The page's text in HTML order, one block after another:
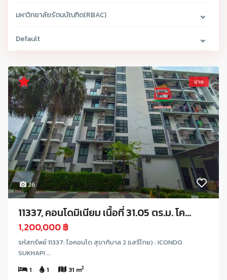
มหาวิทยาลัยรัตนบัณฑิต(RBAC)
Default
26
ขาย
11337, คอนโดมิเนียม เนื้อที่ 31.05 ตร.ม. โค...
1,200,000 ฿
รหัสทรัพย์ 11337: ไอคอนโด สุขาภิบาล 2 (เสรีไทย) : ICONDO
SUKHAPI ...
1
1 31 m2